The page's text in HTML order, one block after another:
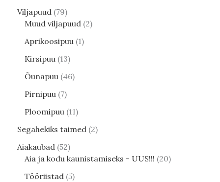
Viljapuud 79
Muud viljapuud 2
Aprikoosipuu 1
Kirsipuu 13
Õunapuu 46
Pirnipuu 7
Ploomipuu 11
Segahekiks taimed 2
Aiakaubad 52
Aia ja kodu kaunistamiseks - UUS!!! 20
Tööriistad 5